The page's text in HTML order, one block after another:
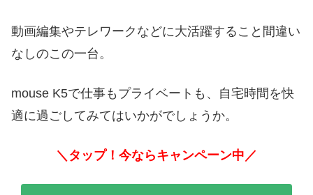
動画編集やテレワークなどに大活躍すること間違い
なしのこの一台。
mouse K5で仕事もプライベートも、自宅時間を快
適に過ごしてみてはいかがでしょうか。
＼タップ！今ならキャンペーン中／